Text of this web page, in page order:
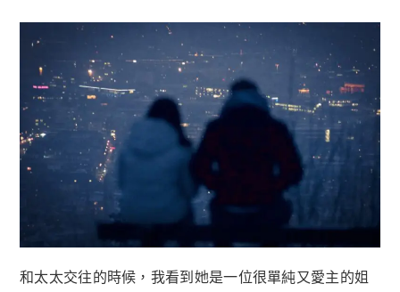
和太太交往的時候，我看到她是一位很單純又愛主的姐